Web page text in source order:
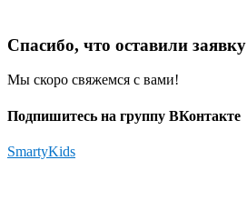
Спасибо, что оставили заявку
Мы скоро свяжемся с вами!
Подпишитесь на группу ВКонтакте
SmartyKids